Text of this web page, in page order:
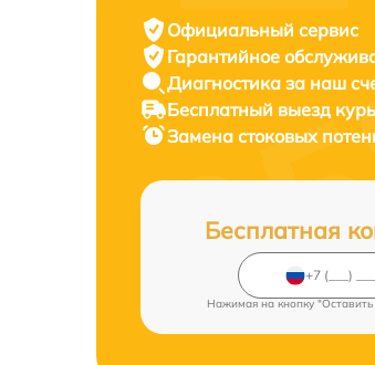
Официальный сервис
Гарантийное
Диагностика за наш
Бесплатный выезд
Замена стоковых
Бесплатная
Нажимая на кнопку